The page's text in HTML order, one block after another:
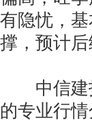
有隐忧，
撑，预计后
中信建投
的专业行